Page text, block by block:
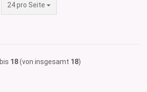
24 pro Seite
pro Seite
bis 18(von insgesamt 18)